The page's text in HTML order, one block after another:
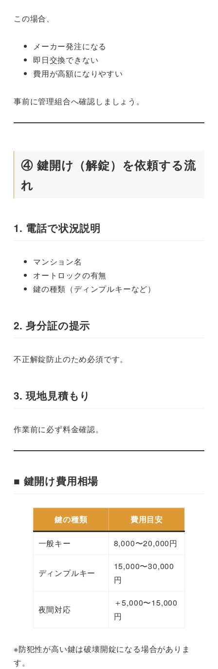
この場合、
メーカー発注になる
即日交換できない
費用が高額になりやすい
事前に管理組合へ確認しましょう。
④ 鍵開け（解錠）を依頼する流
れ
1. 電話で状況説明
マンション名
オートロックの有無
鍵の種類（ディンプルキーなど）
2. 身分証の提示
不正解錠防止のため必須です。
3. 現地見積もり
作業前に必ず料金確認。
■ 鍵開け費用相場
鍵の種類 費用目安
一般キー 8,000〜20,000円
ディンプルキー
15,000〜30,000
円
夜間対応
＋5,000〜15,000
円
※防犯性が高い鍵は破壊開錠になる場合がありま
す。